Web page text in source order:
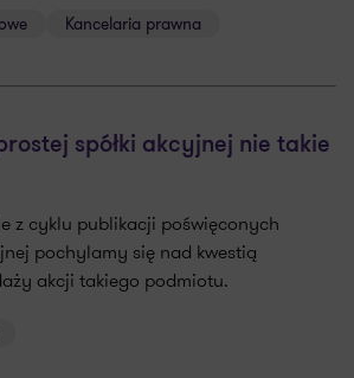
Kancelaria prawna
spółki akcyjnej nie takie
z cyklu publikacji poświęconych
pochylamy się nad kwestią
akcji takiego podmiotu.